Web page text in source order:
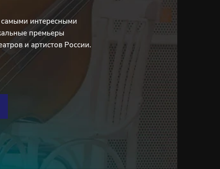
интересными
премьеры
и артистов России.